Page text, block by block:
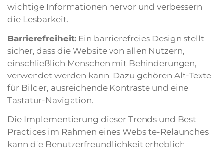
wichtige Informationen hervor und verbessern
die Lesbarkeit.
Barrierefreiheit: Ein barrierefreies Design stellt
sicher, dass die Website von allen Nutzern,
einschließlich Menschen mit Behinderungen,
verwendet werden kann. Dazu gehören Alt-Texte
für Bilder, ausreichende Kontraste und eine
Tastatur-Navigation.
Die Implementierung dieser Trends und Best
Practices im Rahmen eines Website-Relaunches
kann die Benutzerfreundlichkeit erheblich